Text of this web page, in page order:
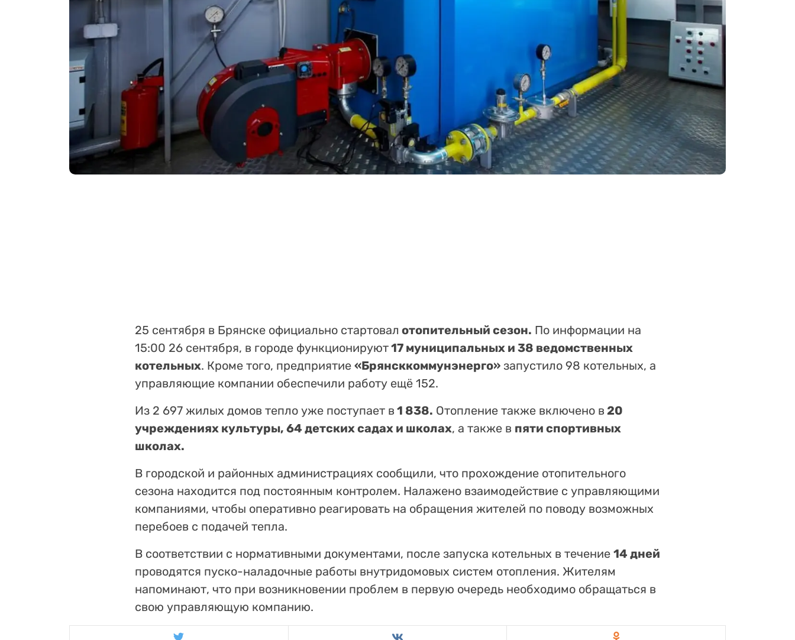
25 сентября в Брянске официально стартовал отопительный сезон. По информации на
15:00 26 сентября, в городе функционируют17 муниципальных и 38 ведомственных
котельных. Кроме того, предприятие «Брянсккоммунэнерго» запустило 98 котельных, а
управляющие компании обеспечили работу ещё 152.
Из 2 697 жилых домов тепло уже поступает в 1 838. Отопление также включено в 20
учреждениях культуры, 64 детских садах и школах, а также в пяти спортивных
школах.
В городской и районных администрациях сообщили, что прохождение отопительного
сезона находится под постоянным контролем. Налажено взаимодействие с управляющими
компаниями, чтобы оперативно реагировать на обращения жителей по поводу возможных
перебоев с подачей тепла.
В соответствии с нормативными документами, после запуска котельных в течение 14 дней
проводятся пуско-наладочные работы внутридомовых систем отопления. Жителям
напоминают, что при возникновении проблем в первую очередь необходимо обращаться в
свою управляющую компанию.